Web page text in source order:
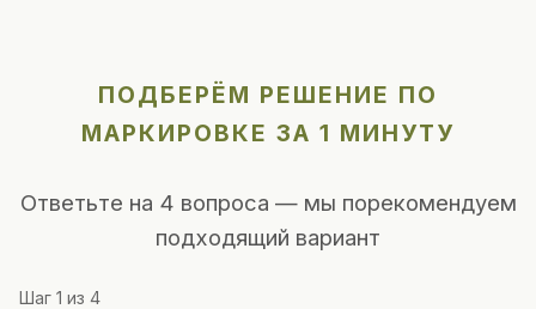
ПОДБЕРЁМ РЕШЕНИЕ ПО
МАРКИРОВКЕ ЗА 1 МИНУТУ
Ответьте на 4 вопроса — мы порекомендуем
подходящий вариант
Шаг 1 из 4